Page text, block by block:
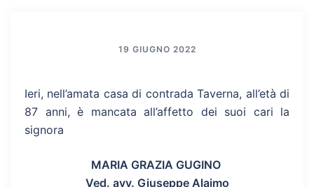
19 GIUGNO 2022
Ieri, nell’amata casa di contrada Taverna, all’età di
87 anni, è mancata all’affetto dei suoi cari la
signora
MARIA GRAZIA GUGINO
Ved. avv. Giuseppe Alaimo